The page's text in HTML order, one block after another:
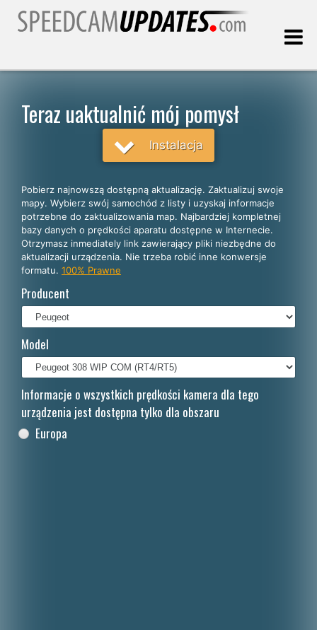
Polski
English
Español
Deutsch
Italiano
Dansk
Teraz uaktualnić mój pomysł
Instalacja
Pobierz najnowszą dostępną aktualizację. Zaktualizuj swoje
mapy. Wybierz swój samochód z listy i uzyskaj informacje
potrzebne do zaktualizowania map. Najbardziej kompletnej
bazy danych o prędkości aparatu dostępne w Internecie.
Otrzymasz inmediately link zawierający pliki niezbędne do
aktualizacji urządzenia. Nie trzeba robić inne konwersje
formatu. 100% Prawne
Producent
Model
Informacje o wszystkich prędkości kamera dla tego
urządzenia jest dostępna tylko dla obszaru
Europa